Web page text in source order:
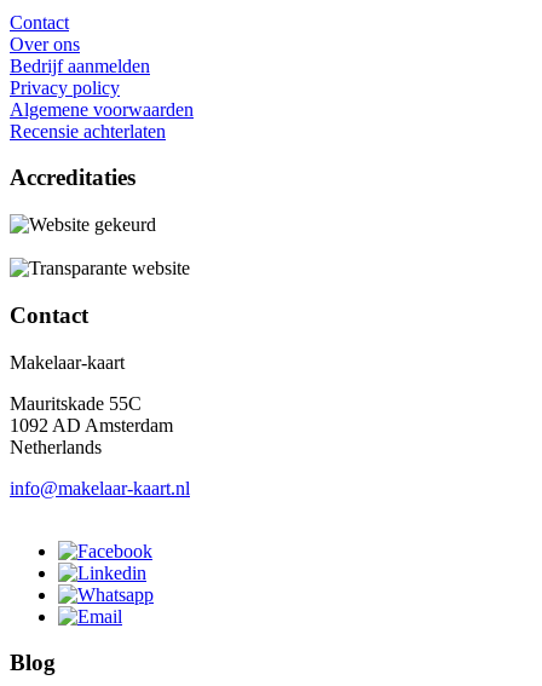
Contact
Over ons
Bedrijf aanmelden
Privacy policy
Algemene voorwaarden
Recensie achterlaten
Accreditaties
Contact
Makelaar-kaart
Mauritskade 55C
1092 AD Amsterdam
Netherlands
info@makelaar-kaart.nl
Blog